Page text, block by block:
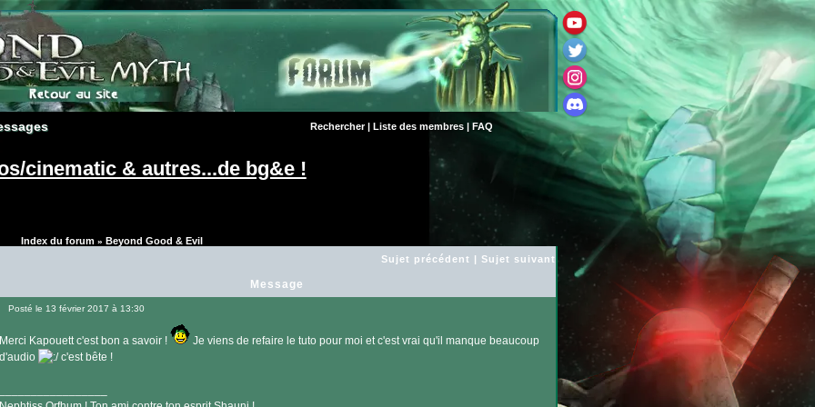
Rechercher| Liste des membres| FAQ
cinematic & autres...de bg&e !
Index du forum» Beyond Good & Evil
Sujet précédent | Sujet suivant
Message
Posté le 13 février 2017 à 13:30
Merci Kapouett c'est bon a savoir !
Je viens de refaire le tuto pour moi et c'est vrai qu'il manque beaucoup
d'audio
c'est bête !